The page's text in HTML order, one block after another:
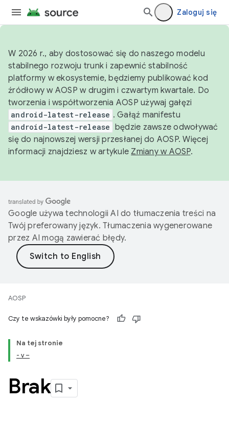
Zaloguj się
W 2026 r., aby dostosować się do naszego modelu
stabilnego rozwoju trunk i zapewnić stabilność
platformy w ekosystemie, będziemy publikować kod
źródłowy w AOSP w drugim i czwartym kwartale. Do
tworzenia i współtworzenia AOSP używaj gałęzi
android-latest-release . Gałąź manifestu
android-latest-release będzie zawsze odwoływać
się do najnowszej wersji przesłanej do AOSP. Więcej
informacji znajdziesz w artykule Zmiany w AOSP.
Google używa technologii AI do tłumaczenia treści na
Twój preferowany język. Tłumaczenia wygenerowane
przez AI mogą zawierać błędy.
AOSP
Czy te wskazówki były pomocne?
Na tej stronie
- v –
Brak